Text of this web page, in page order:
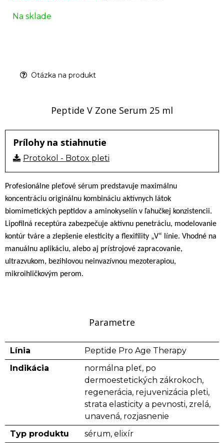
Na sklade
Otázka na produkt
Peptide V Zone Serum 25 ml
Prílohy na stiahnutie
Protokol - Botox pleti
Profesionálne pleťové sérum predstavuje maximálnu
koncentráciu originálnu kombináciu aktívnych látok
biomimetických peptidov a aminokyselín v ľahučkej konzistencii.
Lipofilná receptúra zabezpečuje aktívnu penetráciu, modelovanie
kontúr tváre a zlepšenie elesticity a flexifility „V“ línie. Vhodné na
manuálnu aplikáciu, alebo aj prístrojové zapracovanie,
ultrazvukom, bezihlovou neinvazívnou mezoterapiou,
mikroihličkovým perom.
Parametre
Línia
Peptide Pro Age Therapy
Indikácia
normálna pleť, po
dermoestetických zákrokoch,
regenerácia, rejuvenizácia pleti,
strata elasticity a pevnosti, zrelá,
unavená, rozjasnenie
Typ produktu
sérum, elixír